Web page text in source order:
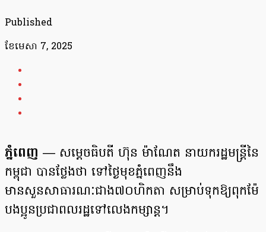
Published
ខែ​មេសា 7, 2025
ភ្នំពេញ — សម្ដេចធិបតី ហ៊ុន ម៉ាណែត នាយករដ្ឋមន្រ្ដីនៃ
កម្ពុជា បានថ្លែងថា ទៅថ្ងៃមុខភ្នំពេញនឹង
មានសួនសាធារណៈជាង៧០ហិកតា សម្រាប់ទុកឱ្យពុកម៉ែ
បងប្អូនប្រជាពលរដ្ឋទៅលេងកម្សាន្ដ។